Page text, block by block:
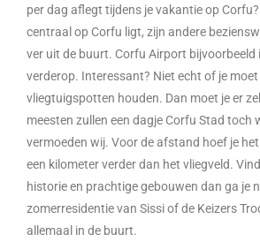
per dag aflegt tijdens je vakantie op
centraal op Corfu ligt, zijn andere
ver uit de buurt. Corfu Airport bijvoorbeeld
verderop. Interessant? Niet echt of je moet
vliegtuigspotten houden. Dan moet je er
meesten zullen een dagje Corfu Stad toch
vermoeden wij. Voor de afstand hoef je
een kilometer verder dan het vliegveld.
historie en prachtige gebouwen dan ga je
zomerresidentie van Sissi of de Keizers
allemaal in de buurt.